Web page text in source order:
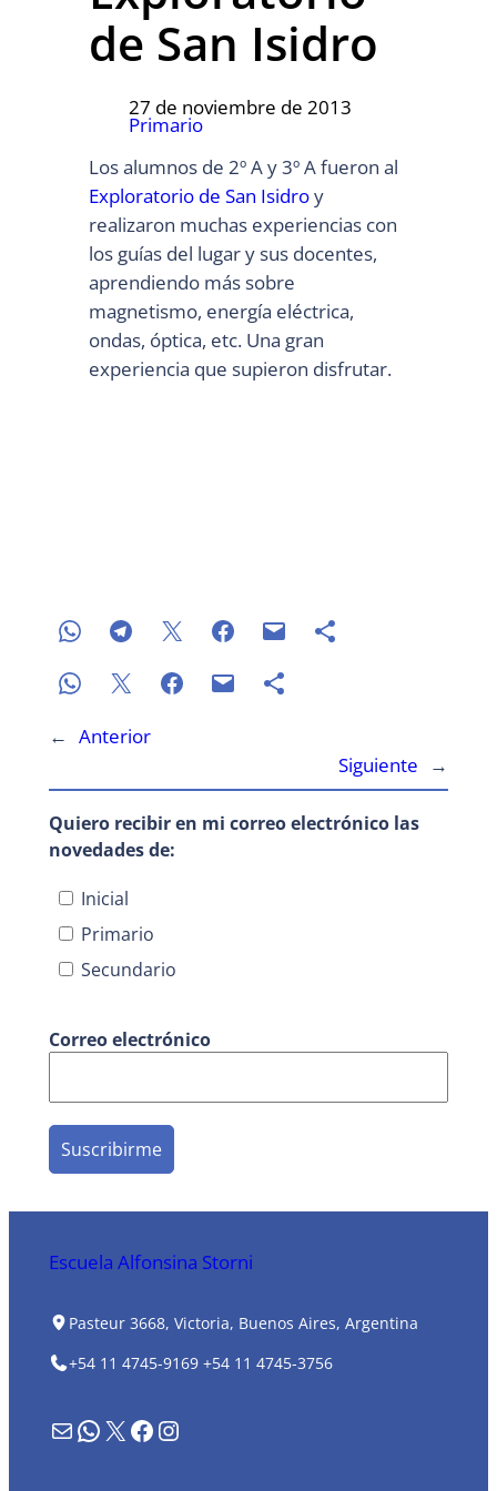
de San Isidro
27 de noviembre de 2013
Primario
Los alumnos de 2º A y 3º A fueron al
Exploratorio de San Isidroy
realizaron muchas experiencias con
los guías del lugar y sus docentes,
aprendiendo más sobre
magnetismo, energía eléctrica,
ondas, óptica, etc. Una gran
experiencia que supieron disfrutar.
← Anterior
Siguiente
→
Quiero recibir en mi correo electrónico las
novedades de:
Inicial
Primario
Secundario
Correo electrónico
Escuela Alfonsina Storni
Pasteur 3668, Victoria, Buenos Aires, Argentina
+54 11 4745-9169 +54 11 4745-3756
Formulario de contacto WhatsApp X Facebook Instagram